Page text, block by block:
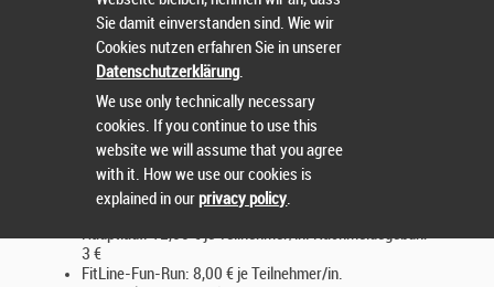
Mannschaftswertung:Ausgeschrieben für Vereine oder
Gruppen erfolgt eine Mannschaftswertung für Männer-
und Frauenteams mit mindestens 3 Teilnehmer/innen.
Ergebnisfeststellung: Zeitaddition der 3 besten Zeiten
auf Basis einer korrekten Angabe des
Vereins-/Gruppennamens.
Zeitlimit:70 Min. nach Start
Es sind keine Babyjogger oder ähnliches erlaubt.
Das Tragen von Kopfhören ist untersagt!
Organisationsbeitrag
Hauptlauf: 12,00 € je Teilnehmer/in. Nachmeldegebühr
3 €
FitLine-Fun-Run: 8,00 € je Teilnehmer/in.
Sie damit einverstanden sind. Wie wir
Cookies nutzen erfahren Sie in unserer
Datenschutzerklärung.
We use only technically necessary
cookies. If you continue to use this
website we will assume that you agree
with it. How we use our cookies is
explained in ourprivacy policy.